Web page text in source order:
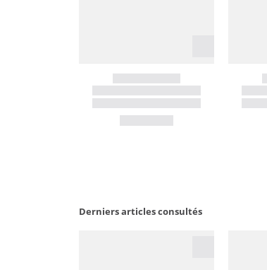
Derniers articles consultés